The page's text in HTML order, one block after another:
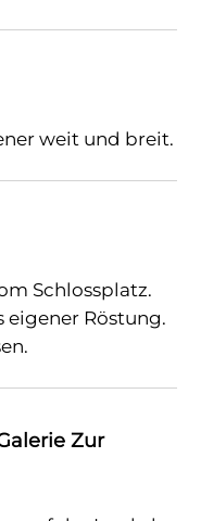
weit und breit.
Schlossplatz.
eigener Röstung.
Zur